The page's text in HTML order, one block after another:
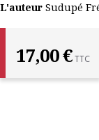
L'auteur Sudupé
17,00 €TTC